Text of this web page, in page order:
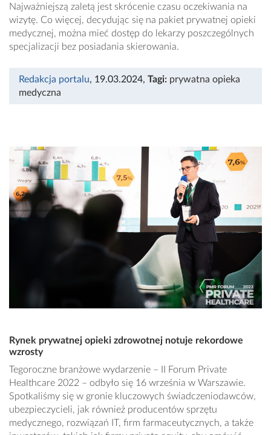
Najważniejszą zaletą jest skrócenie czasu oczekiwania na
wizytę. Co więcej, decydując się na pakiet prywatnej opieki
medycznej, można mieć dostęp do lekarzy poszczególnych
specjalizacji bez posiadania skierowania.
Redakcja portalu, 19.03.2024, Tagi: prywatna opieka
medyczna
Rynek prywatnej opieki zdrowotnej notuje rekordowe
wzrosty
Tegoroczne branżowe wydarzenie – II Forum Private
Healthcare 2022 – odbyło się 16 września w Warszawie.
Spotkaliśmy się w gronie kluczowych świadczeniodawców,
ubezpieczycieli, jak również producentów sprzętu
medycznego, rozwiązań IT, firm farmaceutycznych, a także